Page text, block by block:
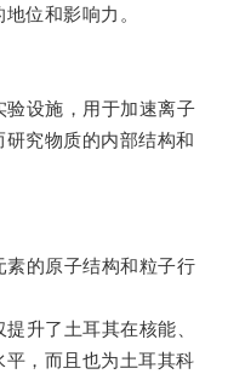
位和影响力。
设施，用于加速离子
究物质的内部结构和
的原子结构和粒子行
升了土耳其在核能、
，而且也为土耳其科